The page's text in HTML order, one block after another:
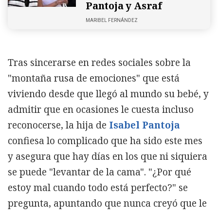
Pantoja y Asraf
MARIBEL FERNÁNDEZ
Tras sincerarse en redes sociales sobre la
"montaña rusa de emociones" que está
viviendo desde que llegó al mundo su bebé, y
admitir que en ocasiones le cuesta incluso
reconocerse, la hija de Isabel Pantoja
confiesa lo complicado que ha sido este mes
y asegura que hay días en los que ni siquiera
se puede "levantar de la cama". "¿Por qué
estoy mal cuando todo está perfecto?" se
pregunta, apuntando que nunca creyó que le